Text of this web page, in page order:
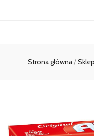
Strona główna/Sklep